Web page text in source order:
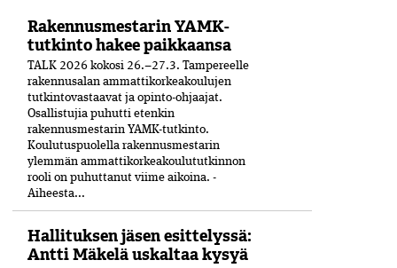
Rakennusmestarin YAMK-
tutkinto hakee paikkaansa
TALK 2026 kokosi 26.–27.3. Tampereelle
rakennusalan ammattikorkeakoulujen
tutkintovastaavat ja opinto-ohjaajat.
Osallistujia puhutti etenkin
rakennusmestarin YAMK-tutkinto.
Koulutuspuolella rakennusmestarin
ylemmän ammattikorkeakoulututkinnon
rooli on puhuttanut viime ­aikoina. ­
Aiheesta...
Hallituksen jäsen esittelyssä:
Antti Mäkelä uskaltaa kysyä